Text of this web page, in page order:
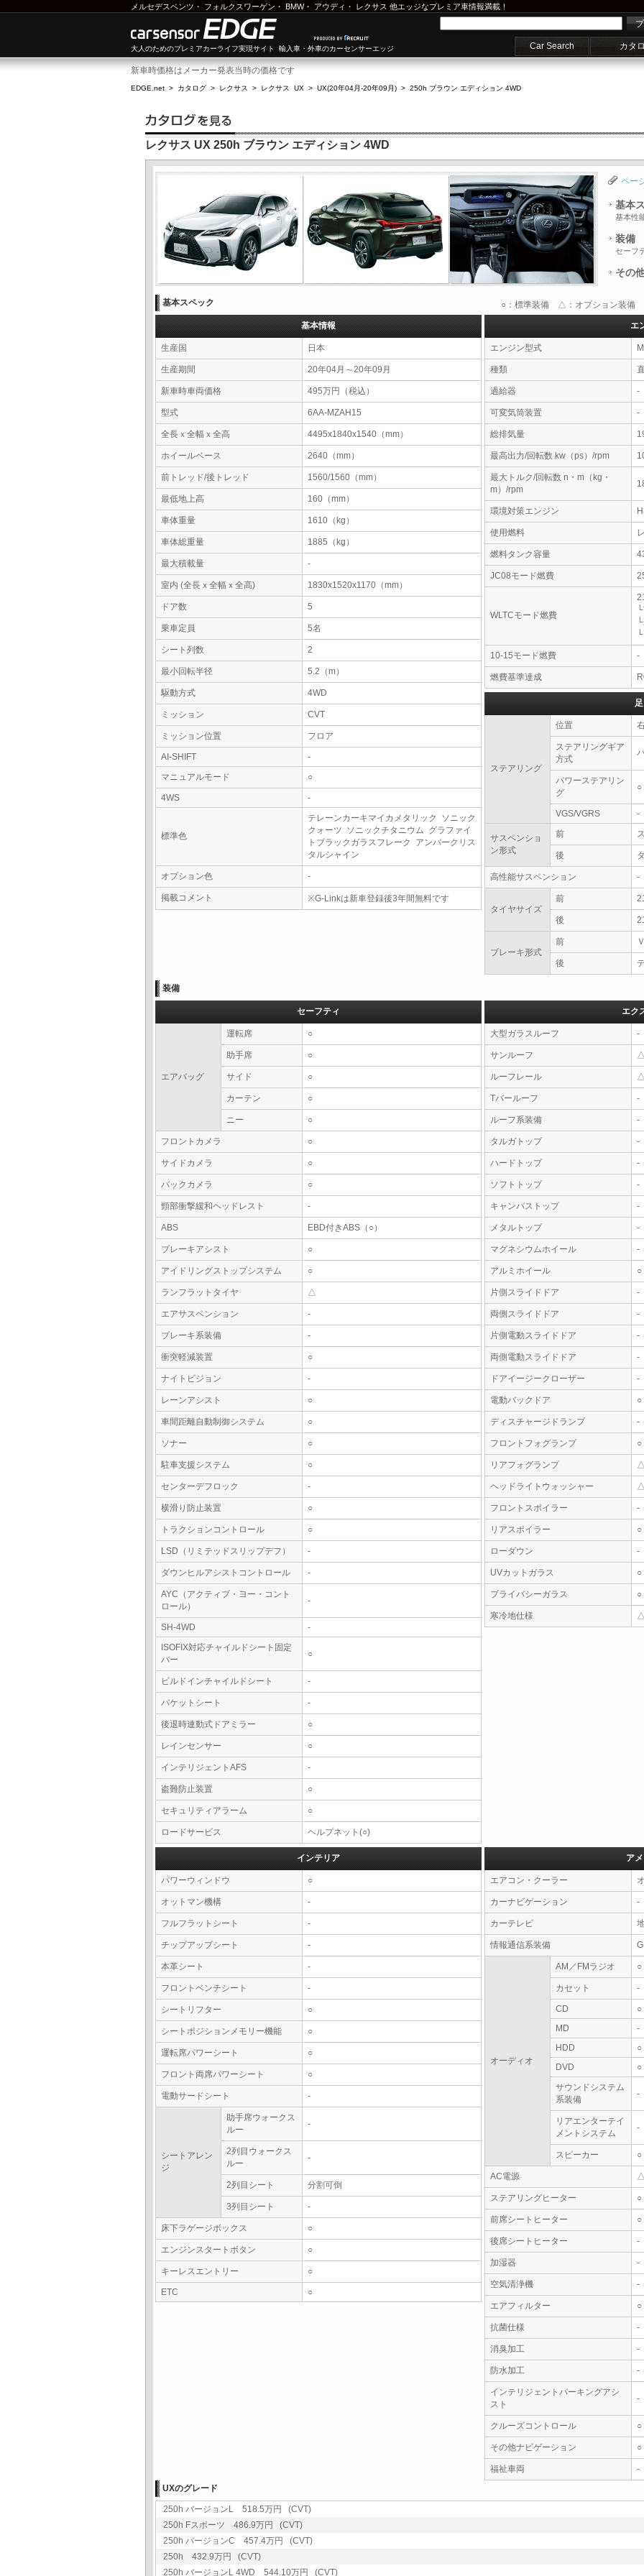
メルセデスベンツ ・ フォルクスワーゲン ・ BMW・ アウディ ・ レクサス 他エッジなプレミア車情報満載！
大人のためのプレミアカーライフ実現サイト 輸入車・外車のカーセンサーエッジ Car Search カタ
新車時価格はメーカー発表当時の価格です
EDGE.net > カタログ > レクサス > レクサス UX > UX(20年04月-20年09月) > 250h ブラウン エディション 4WD
レクサス UX 250h ブラウン エディション 4WD
ペー
基本
基本性
装備
セーフ
その
基本スペック ○：標準装備 △：オプション装備 -
基本情報
生産国 日本
生産期間 20年04月～20年09月
新車時車両価格 495万円（税込）
型式 6AA-MZAH15
全長ｘ全幅ｘ全高 4495x1840x1540（mm）
ホイールベース 2640（mm）
前トレッド/後トレッド 1560/1560（mm）
最低地上高 160（mm）
車体重量 1610（kg）
車体総重量 1885（kg）
最大積載量 -
室内 (全長ｘ全幅ｘ全高) 1830x1520x1170（mm）
ドア数 5
乗車定員 5名
シート列数 2
最小回転半径 5.2（m）
駆動方式 4WD
ミッション CVT
ミッション位置 フロア
AI-SHIFT
-
マニュアルモード
○
4WS -
標準色
テレーンカーキマイカメタリック ソニック
クォーツ ソニックチタニウム グラファイ
トブラックガラスフレーク アンバークリス
タルシャイン
オプション色 -
掲載コメント ※G-Linkは新車登録後3年間無料です
エ
エンジン型式
種類
過給器 -
可変気筒装置 -
総排気量
最高出力/回転数 kw（ps）/rpm
最大トルク/回転数 n・m（kg・
m）/rpm
環境対策エンジン
使用燃料
燃料タンク容量
JC08モード燃費
WLTCモード燃費
10-15モード燃費 -
燃費基準達成
ステアリング
位置
ステアリングギア
方式
パワーステアリン
グ
○
VGS/VGRS -
サスペンショ
ン形式
前
後
高性能サスペンション -
タイヤサイズ
前
後
ブレーキ形式
前
後
装備
セーフティ
エアバッグ
運転席 ○
助手席 ○
サイド ○
カーテン ○
ニー ○
フロントカメラ ○
サイドカメラ ○
バックカメラ ○
頸部衝撃緩和ヘッドレスト -
ABS EBD付きABS（○）
ブレーキアシスト ○
アイドリングストップシステム ○
ランフラットタイヤ △
エアサスペンション -
ブレーキ系装備 -
衝突軽減装置 ○
ナイトビジョン -
レーンアシスト ○
車間距離自動制御システム ○
ソナー ○
駐車支援システム ○
センターデフロック -
横滑り防止装置 ○
トラクションコントロール ○
LSD（リミテッドスリップデフ） -
ダウンヒルアシストコントロール -
AYC（アクティブ・ヨー・コント
ロール）
-
SH-4WD
-
ISOFIX対応チャイルドシート固定
バー
○
ビルドインチャイルドシート -
バケットシート -
後退時連動式ドアミラー ○
レインセンサー ○
インテリジェントAFS -
盗難防止装置 ○
セキュリティアラーム ○
ロードサービス ヘルプネット(○)
エク
大型ガラスルーフ -
サンルーフ
ルーフレール
Tバールーフ -
ルーフ系装備 -
タルガトップ -
ハードトップ -
ソフトトップ -
キャンバストップ -
メタルトップ -
マグネシウムホイール -
アルミホイール ○
片側スライドドア -
両側スライドドア -
片側電動スライドドア -
両側電動スライドドア -
ドアイージークローザー -
電動バックドア ○
ディスチャージドランプ -
フロントフォグランプ ○
リアフォグランプ
ヘッドライトウォッシャー
フロントスポイラー -
リアスポイラー ○
ローダウン -
UVカットガラス ○
プライバシーガラス ○
寒冷地仕様
インテリア
パワーウィンドウ ○
オットマン機構 -
フルフラットシート -
チップアップシート -
本革シート -
フロントベンチシート -
シートリフター ○
シートポジションメモリー機能 ○
運転席パワーシート ○
フロント両席パワーシート ○
電動サードシート -
シートアレン
ジ
助手席ウォークス
ルー
-
2列目ウォークス
ルー
-
2列目シート 分割可倒
3列目シート -
床下ラゲージボックス ○
エンジンスタートボタン ○
キーレスエントリー ○
ETC ○
ア
エアコン・クーラー
カーナビゲーション -
カーテレビ
情報通信系装備
オーディオ
AM／FMラジオ ○
カセット -
CD
○
MD
-
HDD
○
DVD
○
サウンドシステム
系装備
-
リアエンターテイ
メントシステム
-
スピーカー ○
AC電源
ステアリングヒーター ○
前席シートヒーター ○
後席シートヒーター -
加湿器 -
空気清浄機 -
エアフィルター ○
抗菌仕様 -
消臭加工 -
防水加工 -
インテリジェントパーキングアシ
スト
-
クルーズコントロール ○
その他ナビゲーション ○
福祉車両
-
UXのグレード
250h バージョンL 518.5万円 (CVT)
250h Fスポーツ 486.9万円 (CVT)
250h バージョンC 457.4万円 (CVT)
250h 432.9万円 (CVT)
250h バージョンL 4WD 544.10万円 (CVT)